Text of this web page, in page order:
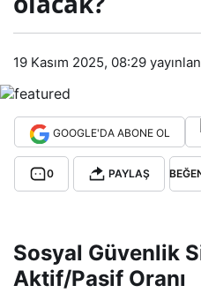
19 Kasım 2025, 08:29
GOOGLE'DA ABONE OL
0 PAYLAŞ
Sosyal Güvenlik
Aktif/Pasif Oranı
eme
klile
r
çalı
arı
Varsayılana